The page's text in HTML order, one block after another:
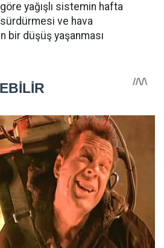
yağışlı sistemin hafta
ve hava
bir düşüş yaşanması